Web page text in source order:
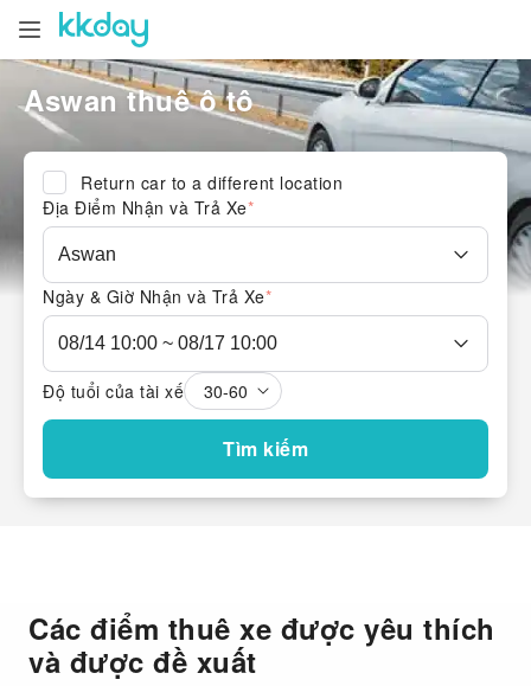
Aswan thuê ô tô
Return car to a different location
Địa Điểm Nhận và Trả Xe*
Ngày & Giờ Nhận và Trả Xe*
Độ tuổi của tài xế
Tìm kiếm
Các điểm thuê xe được yêu thích
và được đề xuất